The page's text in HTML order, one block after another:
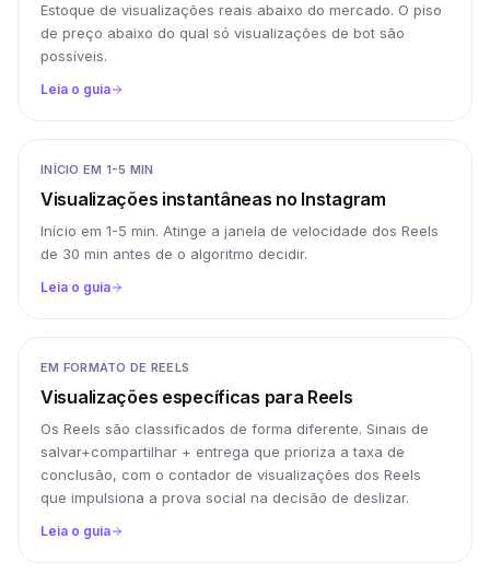
Estoque de visualizações reais abaixo do mercado. O piso
de preço abaixo do qual só visualizações de bot são
possíveis.
Leia o guia
INÍCIO EM 1-5 MIN
Visualizações instantâneas no Instagram
Início em 1-5 min. Atinge a janela de velocidade dos Reels
de 30 min antes de o algoritmo decidir.
Leia o guia
EM FORMATO DE REELS
Visualizações específicas para Reels
Os Reels são classificados de forma diferente. Sinais de
salvar+compartilhar + entrega que prioriza a taxa de
conclusão, com o contador de visualizações dos Reels
que impulsiona a prova social na decisão de deslizar.
Leia o guia